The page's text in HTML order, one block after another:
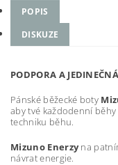
POPIS
DISKUZE
PODPORA A
Pánské běžecké boty
aby tvé každodenní
techniku běhu.
Mizuno Enerzyna
návrat energie.